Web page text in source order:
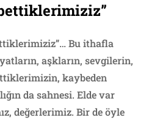
Bu ithafla
aşkların, sevgilerin,
kaybeden
da sahnesi. Elde var
değerlerimiz. Bir de öyle